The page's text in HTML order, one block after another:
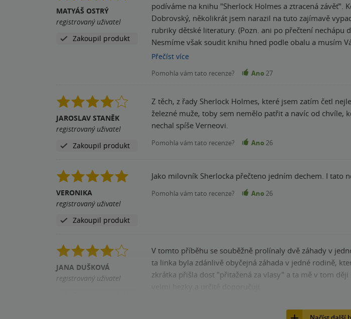
MATYÁŠ OSTRÝ
registrovaný uživatel
Zakoupil produkt
podíváme na knihu "Sherlock Holmes a ztracená závěť". Když jsem před Vánoci procházel doporučené knihy v katalogu knih
Dobrovský, několikrát jsem narazil na tuto zajímavě
rubriky dětské literatury. (Pozn. ani po přečtení nechápu
Nesmíme však soudit knihu hned podle obalu a musím
několik knih s Sherlockem a ozkoušel si, jak ho opravdu
jednotlivých postav. Je potřeba si říci, že se v knize, krom vyšetřování ztráty závěti a komplikovanost rodinných vztahů, nachází i
naprosto typického Doylovského stylu psaní Sherlocka
velmi čtivá, svižná a plná dramatu a zvratů.
prostě vyčkávat a většinu ”wow efektu” si nechávat až na závěr. Výběru této knihy rozhodně nebudete litovat! ⭐️ Mé
vychází na 5 z 5 ⭐️ a velmi se těším na další Mannovy knihy, které ještě přijdou. S
Přečíst více
Pomohla vám tato recenze? Ano27
JAROSLAV STANĚK
registrovaný uživatel
Zakoupil produkt
Z těch, z řady Sherlock Holmes, které jsem zatím četl
železné muže, toby sem nemělo patřit a navíc od chvíle,
nechal spíše Verneovi.
Pomohla vám tato recenze? Ano26
VERONIKA
registrovaný uživatel
Zakoupil produkt
Jako milovník Sherlocka přečteno jedním dechem. I tato
Pomohla vám tato recenze? Ano26
JANA DUŠKOVÁ
registrovaný uživatel
V tomto příběhu se souběžně prolínaly dvě záhady v
ta linka byla zdánlivě obyčejná záhada v jedné rodině,
zkrátka přišla dost "přitažená za vlasy" a ta mě v tom